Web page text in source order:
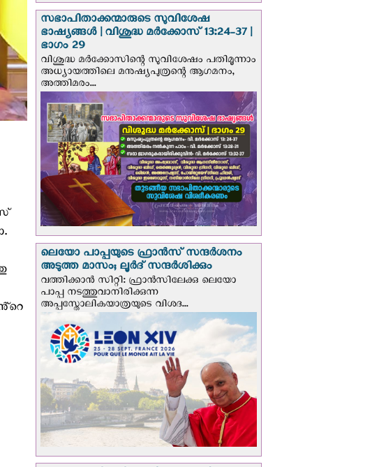
സഭാപിതാക്കന്മാരുടെ സുവിശേഷ
ഭാഷ്യങ്ങള്‍ | വിശുദ്ധ മര്‍ക്കോസ് 13:24-37 |
ഭാഗം 29
വിശുദ്ധ മര്‍ക്കോസിന്റെ സുവിശേഷം പതിമൂന്നാം
അധ്യായത്തിലെ മനുഷ്യപുത്രന്റെ ആഗമനം,
അത്തിമരം...
ലെയോ പാപ്പയുടെ ഫ്രാന്‍സ് സന്ദര്‍ശനം
അടുത്ത മാസം; ലൂര്‍ദ് സന്ദര്‍ശിക്കും
വത്തിക്കാന്‍ സിറ്റി: ഫ്രാൻസിലേക്കു ലെയോ
പാപ്പ നടത്തുവാനിരിക്കുന്ന
അപ്പസ്തോലികയാത്രയുടെ വിശദ...